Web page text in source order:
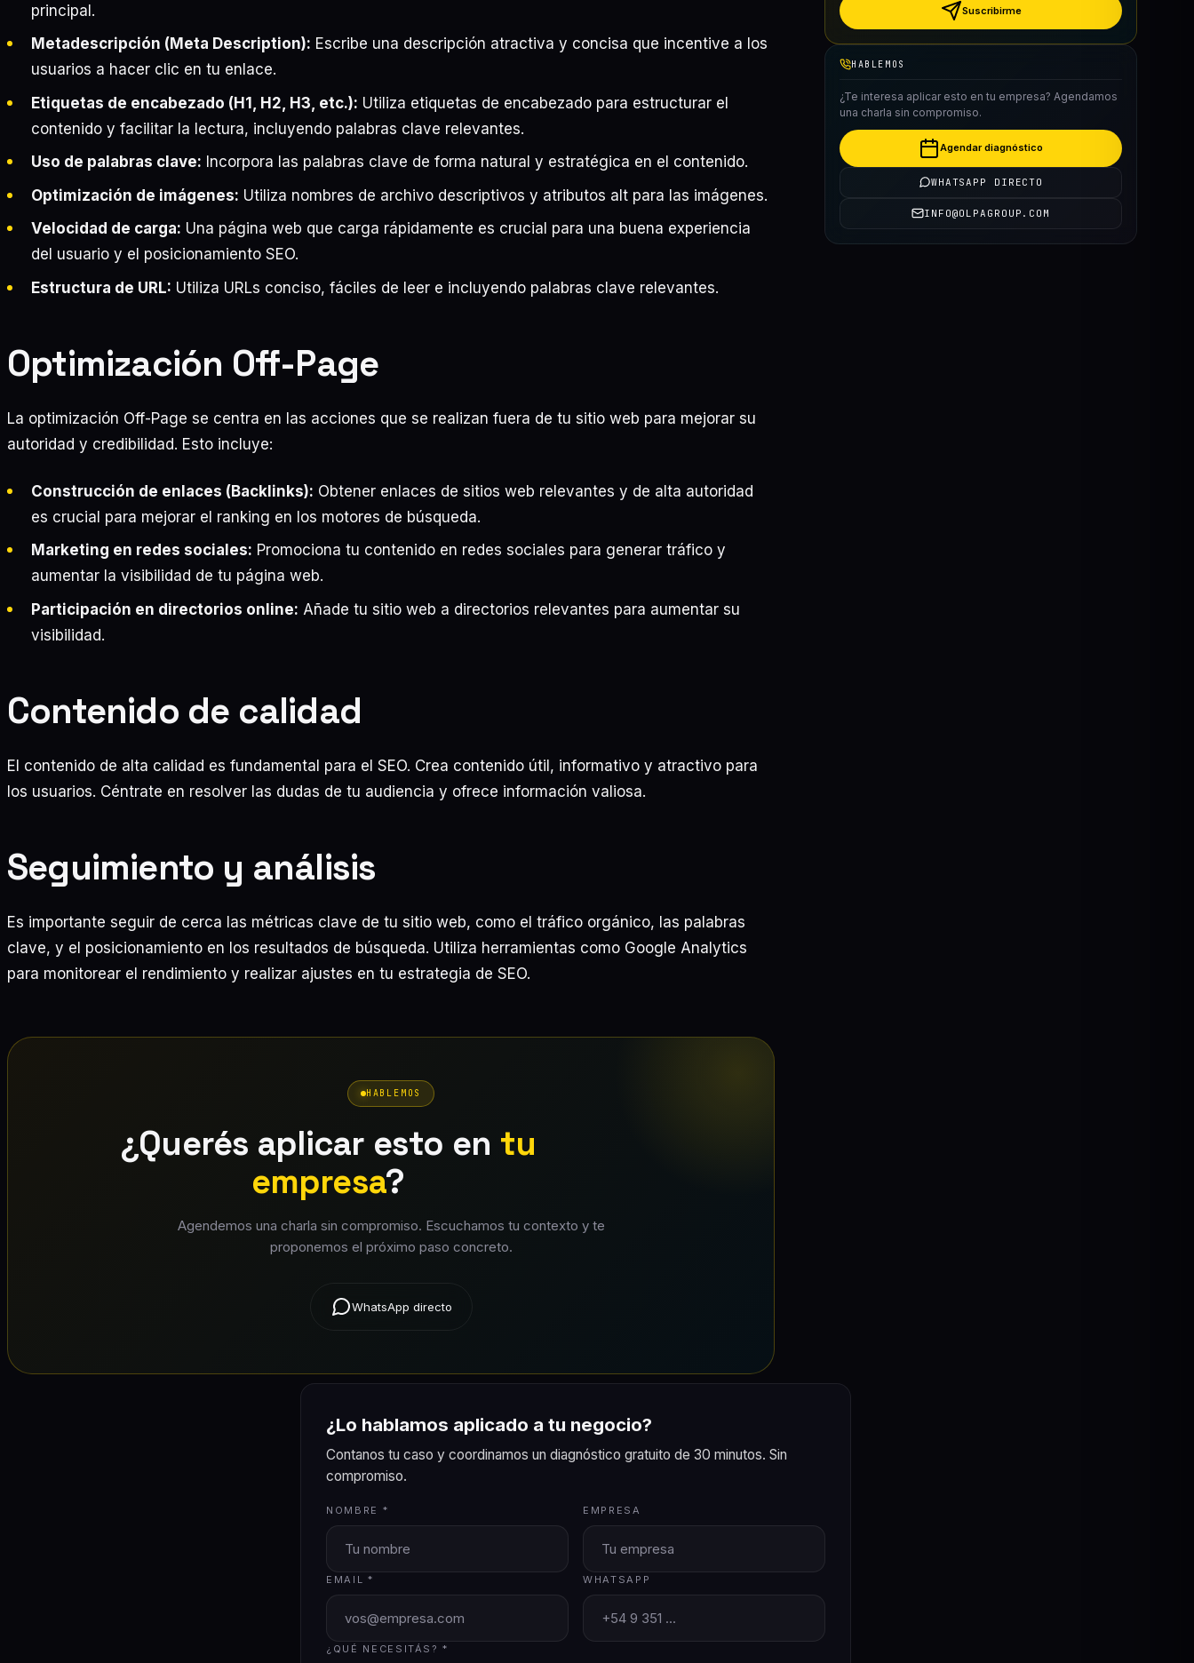
principal.
Metadescripción (Meta Description): Escribe una descripción atractiva y concisa que incentive a los
usuarios a hacer clic en tu enlace.
Etiquetas de encabezado (H1, H2, H3, etc.): Utiliza etiquetas de encabezado para estructurar el
contenido y facilitar la lectura, incluyendo palabras clave relevantes.
Uso de palabras clave: Incorpora las palabras clave de forma natural y estratégica en el contenido.
Optimización de imágenes: Utiliza nombres de archivo descriptivos y atributos alt para las imágenes.
Velocidad de carga: Una página web que carga rápidamente es crucial para una buena experiencia
del usuario y el posicionamiento SEO.
Estructura de URL: Utiliza URLs conciso, fáciles de leer e incluyendo palabras clave relevantes.
Optimización Off-Page
La optimización Off-Page se centra en las acciones que se realizan fuera de tu sitio web para mejorar su
autoridad y credibilidad. Esto incluye:
Construcción de enlaces (Backlinks): Obtener enlaces de sitios web relevantes y de alta autoridad
es crucial para mejorar el ranking en los motores de búsqueda.
Marketing en redes sociales: Promociona tu contenido en redes sociales para generar tráfico y
aumentar la visibilidad de tu página web.
Participación en directorios online: Añade tu sitio web a directorios relevantes para aumentar su
visibilidad.
Contenido de calidad
El contenido de alta calidad es fundamental para el SEO. Crea contenido útil, informativo y atractivo para
los usuarios. Céntrate en resolver las dudas de tu audiencia y ofrece información valiosa.
Seguimiento y análisis
Es importante seguir de cerca las métricas clave de tu sitio web, como el tráfico orgánico, las palabras
clave, y el posicionamiento en los resultados de búsqueda. Utiliza herramientas como Google Analytics
para monitorear el rendimiento y realizar ajustes en tu estrategia de SEO.
HABLEMOS
¿Querés aplicar esto en tu
empresa?
Agendemos una charla sin compromiso. Escuchamos tu contexto y te
proponemos el próximo paso concreto.
WhatsApp directo
Suscribirme
HABLEMOS
¿Te interesa aplicar esto en tu empresa? Agendamos
una charla sin compromiso.
Agendar diagnóstico
WHATSAPP DIRECTO
INFO@OLPAGROUP.COM
¿Lo hablamos aplicado a tu negocio?
Contanos tu caso y coordinamos un diagnóstico gratuito de 30 minutos. Sin
compromiso.
NOMBRE * EMPRESA
EMAIL * WHATSAPP
¿QUÉ NECESITÁS? *